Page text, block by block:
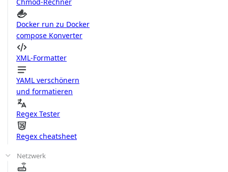
Docker run zu Docker
compose Konverter
XML-Formatter
YAML verschönern
und formatieren
Regex Tester
Regex cheatsheet
Netzwerk